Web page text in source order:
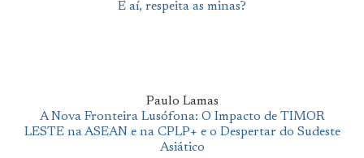
E aí, respeita as minas?
Paulo Lamas
A Nova Fronteira Lusófona: O Impacto de TIMOR
LESTE na ASEAN e na CPLP+ e o Despertar do Sudeste
Asiático